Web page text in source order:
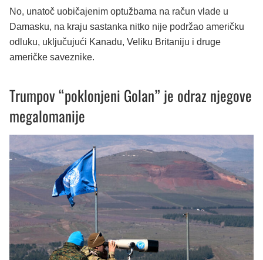
No, unatoč uobičajenim optužbama na račun vlade u
Damasku, na kraju sastanka nitko nije podržao američku
odluku, uključujući Kanadu, Veliku Britaniju i druge
američke saveznike.
Trumpov “poklonjeni Golan” je odraz njegove
megalomanije